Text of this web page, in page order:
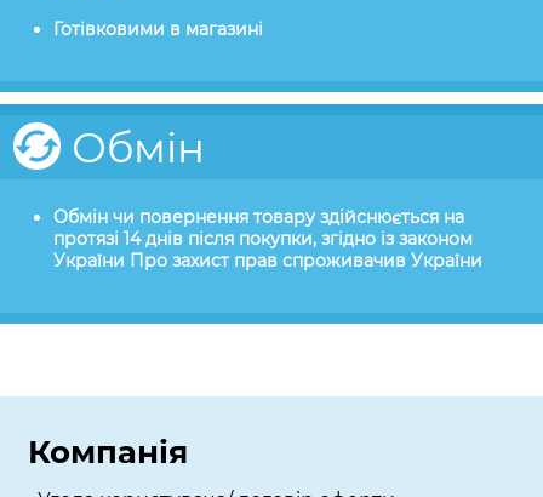
Готівковими в магазині
Обмін
Обмін чи повернення товару здійснюється на
протязі 14 днів після покупки, згідно із законом
України Про захист прав спроживачив України
Компанія